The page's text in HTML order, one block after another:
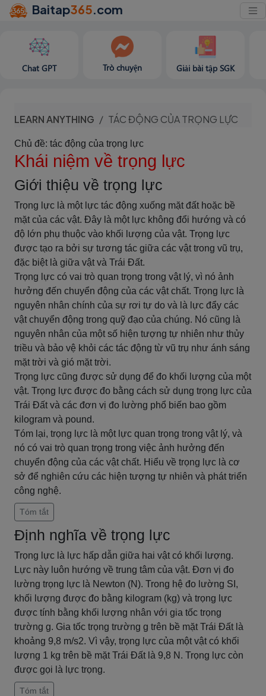
Baitap365.com
Chat GPT Trò chuyện Giải bài tập SGK
LEARN ANYTHING TÁC ĐỘNG CỦA TRỌNG LỰC
Chủ đề: tác động của trọng lực
Khái niệm về trọng lực
Giới thiệu về trọng lực
Trọng lực là một lực tác động xuống mặt đất hoặc bề
mặt của các vật. Đây là một lực không đổi hướng và có
độ lớn phụ thuộc vào khối lượng của vật. Trọng lực
được tạo ra bởi sự tương tác giữa các vật trong vũ trụ,
đặc biệt là giữa vật và Trái Đất.
Trọng lực có vai trò quan trọng trong vật lý, vì nó ảnh
hưởng đến chuyển động của các vật chất. Trọng lực là
nguyên nhân chính của sự rơi tự do và là lực đẩy các
vật chuyển động trong quỹ đạo của chúng. Nó cũng là
nguyên nhân của một số hiện tượng tự nhiên như thủy
triều và bảo vệ khỏi các tác động từ vũ trụ như ánh sáng
mặt trời và gió mặt trời.
Trọng lực cũng được sử dụng để đo khối lượng của một
vật. Trọng lực được đo bằng cách sử dụng trọng lực của
Trái Đất và các đơn vị đo lường phổ biến bao gồm
kilogram và pound.
Tóm lại, trọng lực là một lực quan trọng trong vật lý, và
nó có vai trò quan trọng trong việc ảnh hưởng đến
chuyển động của các vật chất. Hiểu về trọng lực là cơ
sở để nghiên cứu các hiện tượng tự nhiên và phát triển
công nghệ.
Tóm tắt
Định nghĩa về trọng lực
Trọng lực là lực hấp dẫn giữa hai vật có khối lượng.
Lực này luôn hướng về trung tâm của vật. Đơn vị đo
lường trọng lực là Newton (N). Trong hệ đo lường SI,
khối lượng được đo bằng kilogram (kg) và trọng lực
được tính bằng khối lượng nhân với gia tốc trọng
trường g. Gia tốc trọng trường g trên bề mặt Trái Đất là
khoảng 9,8 m/s2. Vì vậy, trọng lực của một vật có khối
lượng 1 kg trên bề mặt Trái Đất là 9,8 N. Trọng lực còn
được gọi là lực trọng.
Tóm tắt